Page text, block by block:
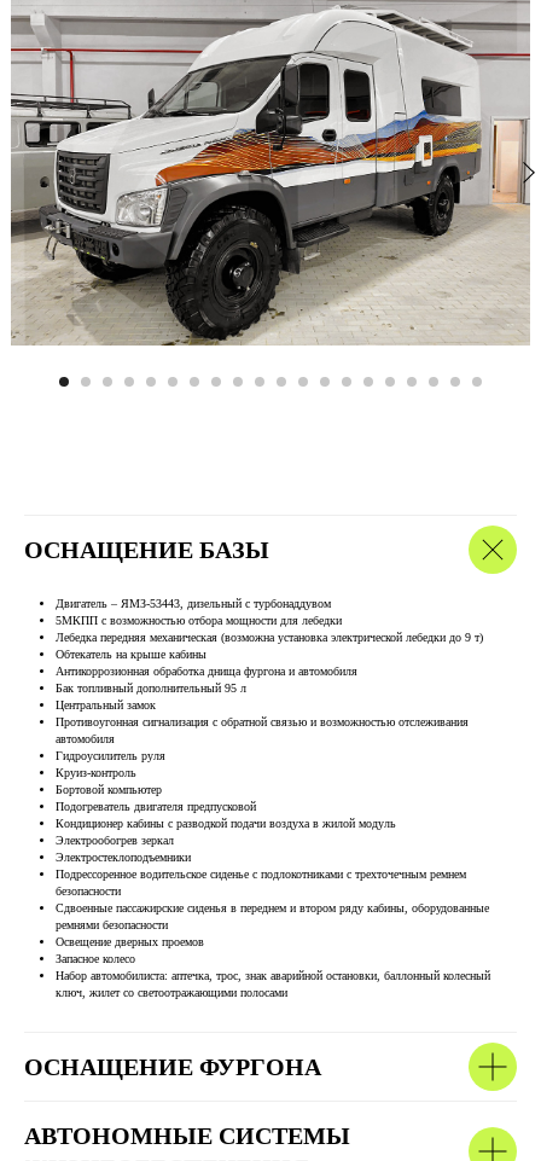
ОСНАЩЕНИЕ БАЗЫ
Двигатель – ЯМЗ-53443, дизельный с турбонаддувом
5МКПП с возможностью отбора мощности для лебедки
Лебедка передняя механическая (возможна установка электрической лебедки до 9 т)
Обтекатель на крыше кабины
Антикоррозионная обработка днища фургона и автомобиля
Бак топливный дополнительный 95 л
Центральный замок
Противоугонная сигнализация с обратной связью и возможностью отслеживания
автомобиля
Гидроусилитель руля
Круиз-контроль
Бортовой компьютер
Подогреватель двигателя предпусковой
Кондиционер кабины с разводкой подачи воздуха в жилой модуль
Электрообогрев зеркал
Электростеклоподъемники
Подрессоренное водительское сиденье с подлокотниками с трехточечным ремнем
безопасности
Сдвоенные пассажирские сиденья в переднем и втором ряду кабины, оборудованные
ремнями безопасности
Освещение дверных проемов
Запасное колесо
Набор автомобилиста: аптечка, трос, знак аварийной остановки, баллонный колесный
ключ, жилет со светоотражающими полосами
ОСНАЩЕНИЕ ФУРГОНА
АВТОНОМНЫЕ СИСТЕМЫ